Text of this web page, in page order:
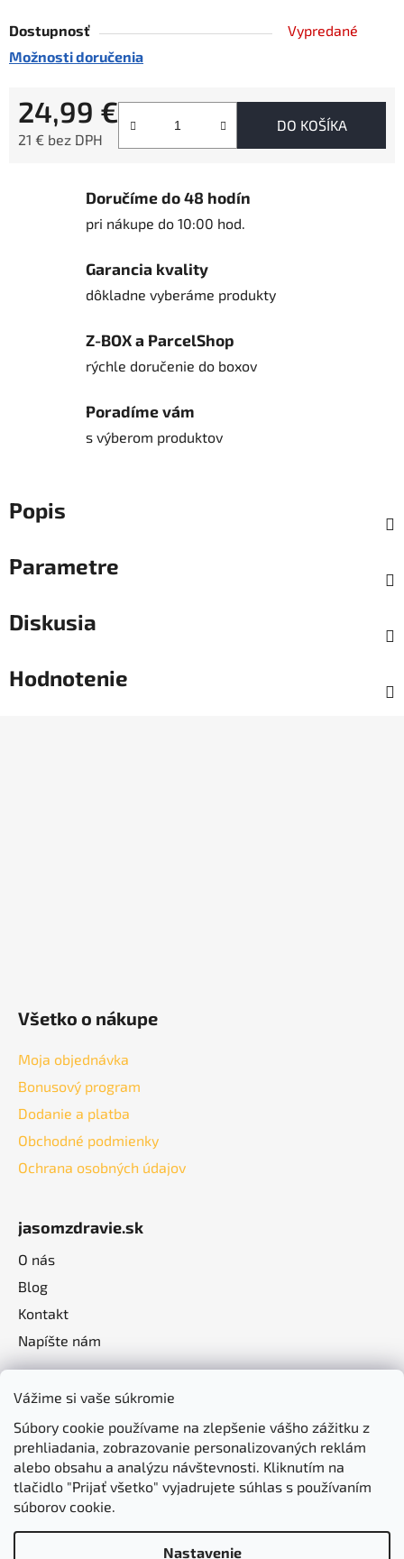
Vážime si vaše súkromie
Súbory cookie používame na zlepšenie vášho zážitku z
prehliadania, zobrazovanie personalizovaných reklám
alebo obsahu a analýzu návštevnosti. Kliknutím na
tlačidlo "Prijať všetko" vyjadrujete súhlas s používaním
súborov cookie.
Nastavenie
Dostupnosť
Vypredané
Možnosti doručenia
24,99 €
21 € bez DPH
DO KOŠÍKA
Doručíme do 48 hodín
pri nákupe do 10:00 hod.
Garancia kvality
dôkladne vyberáme produkty
Z-BOX a ParcelShop
rýchle doručenie do boxov
Poradíme vám
s výberom produktov
Popis
Parametre
Diskusia
Hodnotenie
Všetko o nákupe
Moja objednávka
Bonusový program
Dodanie a platba
Obchodné podmienky
Ochrana osobných údajov
jasomzdravie.sk
O nás
Blog
Kontakt
Napíšte nám